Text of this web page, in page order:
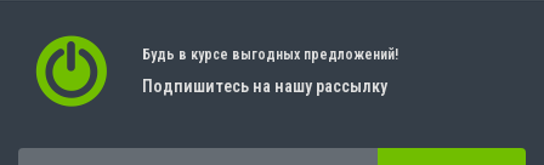
Будь в курсе выгодных предложений!
Подпишитесь на нашу рассылку